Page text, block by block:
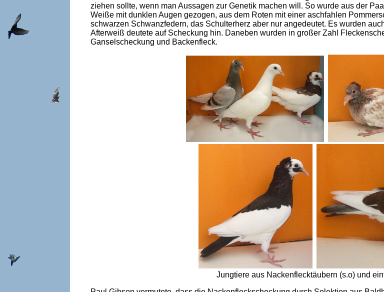
ziehen sollte, wenn man Aussagen zur Genetik machen will. So wurde aus der
Weiße mit dunklen Augen gezogen, aus dem Roten mit einer aschfahlen
schwarzen Schwanzfedern, das Schulterherz aber nur angedeutet. Es wurden
Afterweiß deutete auf Scheckung hin. Daneben wurden in großer Zahl
Ganselscheckung und Backenfleck.
Jungtiere aus Nackenflecktäubern (s.o) und